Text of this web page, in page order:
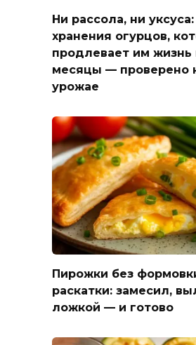
Ни рассола, ни
хранения огурцов,
продлевает им жизнь
месяцы — проверено
урожае
Пирожки без
раскатки: замесил,
ложкой — и готово